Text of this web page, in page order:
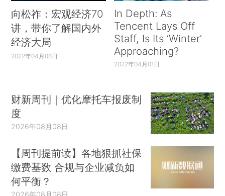
向松祚：宏观经济70
讲，带你了解国内外
经济大局
2022年04月06日
In Depth: As
Tencent Lays Off
Staff, Is Its ‘Winter’
Approaching?
2022年04月01日
财新周刊｜优化摩托车报废制
度
2026年08月08日
【周刊提前读】各地狠抓社保
缴费基数 合规与企业减负如
何平衡？
2026年08月08日